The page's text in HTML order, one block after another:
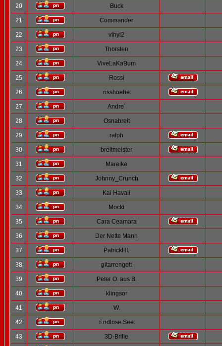
20 Buck
21 Commander
22 vinyl2
23 Thorsten
24 ViveLaKaBum
25 Rossi
26 risshoehe
27 Andre´
28 Osnabreit
29 ralph
30 breitmeister
31 Mareike
32 Johnny_Crunch
33 Kai Havaii
34 Mocki
35 Cara Ceamara
36 Der Nette Mann
37 PatrickHL
38 gitarrengott
39 Peter O. aus B.
40 klingsor
41 W.
42 Endlose See
43 3D-Brille